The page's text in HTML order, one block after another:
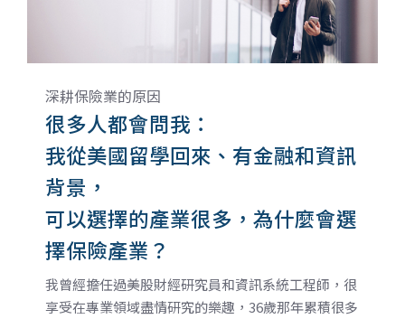
深耕保險業的原因
很多人都會問我：
我從美國留學回來、有金融和資訊
背景，
可以選擇的產業很多，為什麼會選
擇保險產業？
我曾經擔任過美股財經研究員和資訊系統工程師，很
享受在專業領域盡情研究的樂趣，36歲那年累積很多